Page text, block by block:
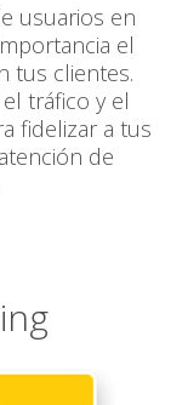
usuarios en
el
tus clientes.
tráfico y el
fidelizar a tus
de